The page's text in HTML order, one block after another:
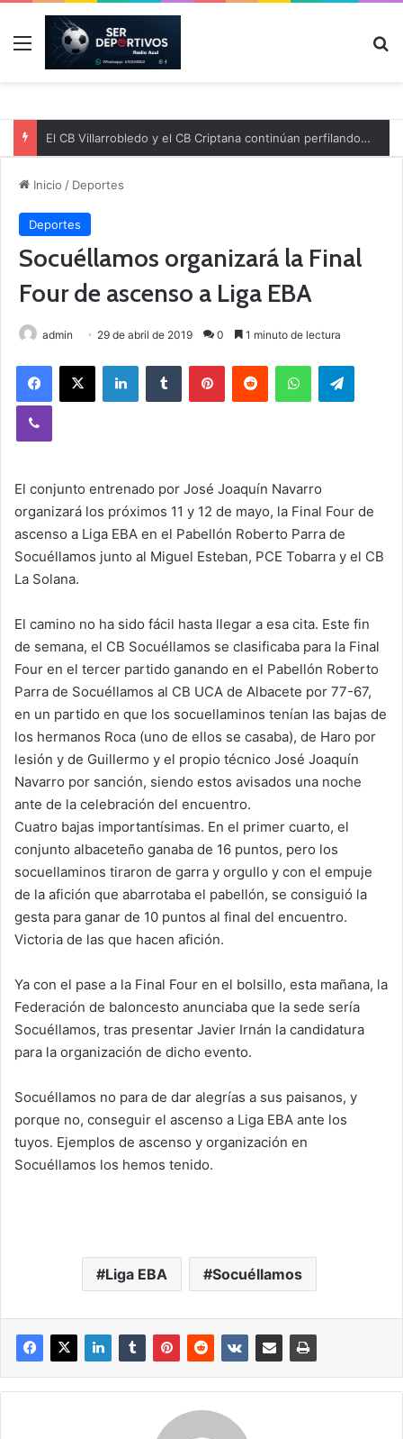
Menú
El CB Villarrobledo y el CB Criptana continúan perfilando sus plantillas
Inicio / Deportes
Deportes
Socuéllamos organizará la Final
Four de ascenso a Liga EBA
admin 29 de abril de 2019 0 1 minuto de lectura
El conjunto entrenado por José Joaquín Navarro
organizará los próximos 11 y 12 de mayo, la Final Four de
ascenso a Liga EBA en el Pabellón Roberto Parra de
Socuéllamos junto al Miguel Esteban, PCE Tobarra y el CB
La Solana.
El camino no ha sido fácil hasta llegar a esa cita. Este fin
de semana, el CB Socuéllamos se clasificaba para la Final
Four en el tercer partido ganando en el Pabellón Roberto
Parra de Socuéllamos al CB UCA de Albacete por 77-67,
en un partido en que los socuellaminos tenían las bajas de
los hermanos Roca (uno de ellos se casaba), de Haro por
lesión y de Guillermo y el propio técnico José Joaquín
Navarro por sanción, siendo estos avisados una noche
ante de la celebración del encuentro.
Cuatro bajas importantísimas. En el primer cuarto, el
conjunto albaceteño ganaba de 16 puntos, pero los
socuellaminos tiraron de garra y orgullo y con el empuje
de la afición que abarrotaba el pabellón, se consiguió la
gesta para ganar de 10 puntos al final del encuentro.
Victoria de las que hacen afición.
Ya con el pase a la Final Four en el bolsillo, esta mañana, la
Federación de baloncesto anunciaba que la sede sería
Socuéllamos, tras presentar Javier Irnán la candidatura
para la organización de dicho evento.
Socuéllamos no para de dar alegrías a sus paisanos, y
porque no, conseguir el ascenso a Liga EBA ante los
tuyos. Ejemplos de ascenso y organización en
Socuéllamos los hemos tenido.
Liga EBA Socuéllamos